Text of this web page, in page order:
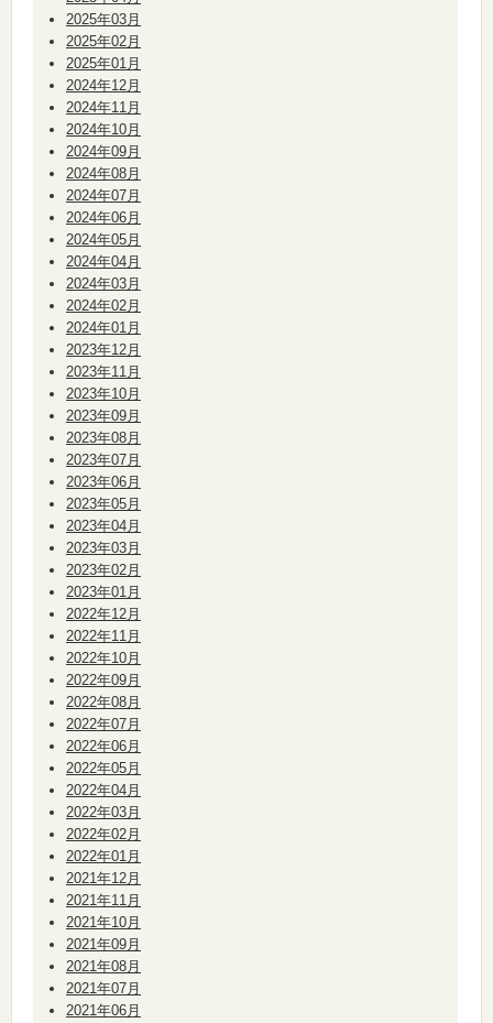
2025年03月
2025年02月
2025年01月
2024年12月
2024年11月
2024年10月
2024年09月
2024年08月
2024年07月
2024年06月
2024年05月
2024年04月
2024年03月
2024年02月
2024年01月
2023年12月
2023年11月
2023年10月
2023年09月
2023年08月
2023年07月
2023年06月
2023年05月
2023年04月
2023年03月
2023年02月
2023年01月
2022年12月
2022年11月
2022年10月
2022年09月
2022年08月
2022年07月
2022年06月
2022年05月
2022年04月
2022年03月
2022年02月
2022年01月
2021年12月
2021年11月
2021年10月
2021年09月
2021年08月
2021年07月
2021年06月